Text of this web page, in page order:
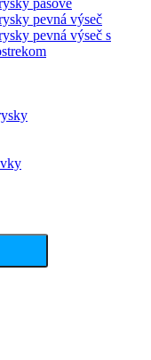
pásové
pevná výseč
pevná výseč s